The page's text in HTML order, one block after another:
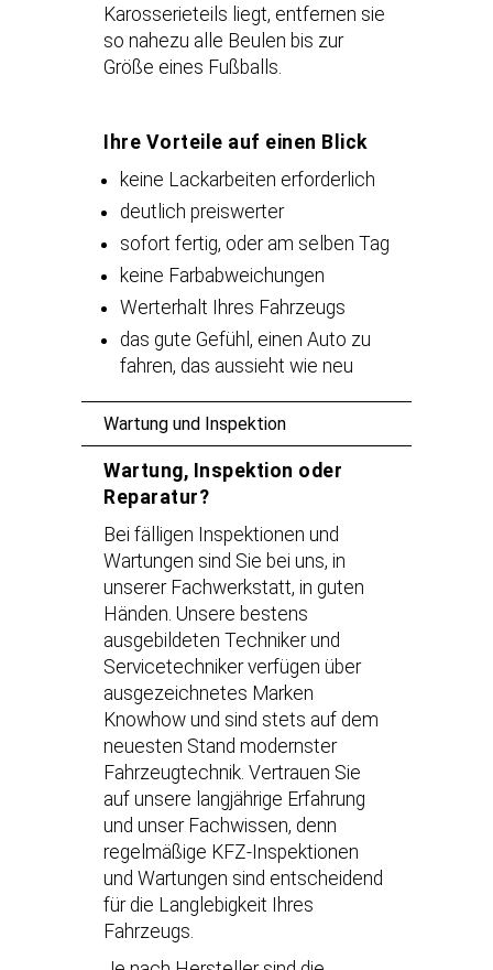
Karosserieteils liegt, entfernen sie
so nahezu alle Beulen bis zur
Größe eines Fußballs.
Ihre Vorteile auf einen Blick
keine Lackarbeiten erforderlich
deutlich preiswerter
sofort fertig, oder am selben Tag
keine Farbabweichungen
Werterhalt Ihres Fahrzeugs
das gute Gefühl, einen Auto zu
fahren, das aussieht wie neu
Wartung und Inspektion
Wartung, Inspektion oder
Reparatur?
Bei fälligen Inspektionen und
Wartungen sind Sie bei uns, in
unserer Fachwerkstatt, in guten
Händen. Unsere bestens
ausgebildeten Techniker und
Servicetechniker verfügen über
ausgezeichnetes Marken
Knowhow und sind stets auf dem
neuesten Stand modernster
Fahrzeugtechnik. Vertrauen Sie
auf unsere langjährige Erfahrung
und unser Fachwissen, denn
regelmäßige KFZ-Inspektionen
und Wartungen sind entscheidend
für die Langlebigkeit Ihres
Fahrzeugs.